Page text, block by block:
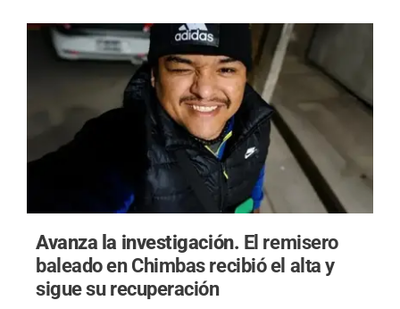
Avanza la investigación. El remisero
baleado en Chimbas recibió el alta y
sigue su recuperación